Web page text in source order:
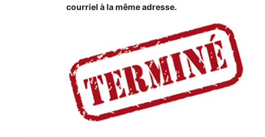
courriel à la même adresse.